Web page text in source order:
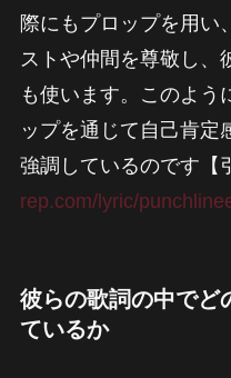
際にもプロップを用い
ストや仲間を尊敬し、
も使います。このよう
ップを通じて自己肯定
強調しているのです【
rep.com/lyric/
彼らの歌詞の中でど
ているか